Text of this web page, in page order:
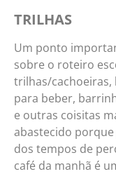
TRILHAS
Um ponto
sobre o roteiro
trilhas/cachoeiras,
para beber,
e outras coisitas
abastecido
dos tempos de
café da manhã é